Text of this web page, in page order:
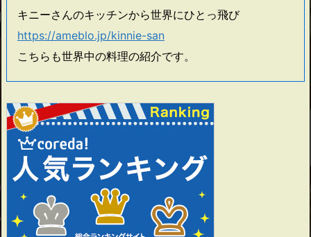
キニーさんのキッチンから世界にひとっ飛び
https://ameblo.jp/kinnie-san
こちらも世界中の料理の紹介です。